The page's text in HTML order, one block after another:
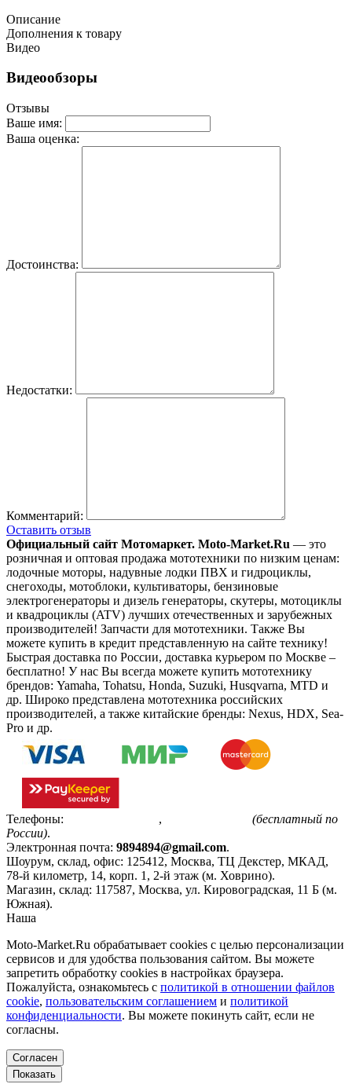
Описание
Дополнения к товару
Видео
Видеообзоры
Отзывы
Ваше имя:
Ваша оценка:
Достоинства:
Недостатки:
Комментарий:
Оставить отзыв
Официальный сайт Мотомаркет. Moto-Market.Ru — это
розничная и оптовая продажа мототехники по низким ценам:
лодочные моторы, надувные лодки ПВХ и гидроциклы,
снегоходы, мотоблоки, культиваторы, бензиновые
электрогенераторы и дизель генераторы, скутеры, мотоциклы
и квадроциклы (ATV) лучших отечественных и зарубежных
производителей! Запчасти для мототехники. Также Вы
можете купить в кредит представленную на сайте технику!
Быстрая доставка по России, доставка курьером по Москве –
бесплатно! У нас Вы всегда можете купить мототехнику
брендов: Yamaha, Tohatsu, Honda, Suzuki, Husqvarna, MTD и
др. Широко представлена мототехника российских
производителей, а также китайские бренды: Nexus, HDX, Sea-
Pro и др.
Телефоны: ,
(бесплатный по
России).
Электронная почта: 9894894@gmail.com.
Шоурум, склад, офис: 125412, Москва, ТЦ Декстер, МКАД,
78-й километр, 14, корп. 1, 2-й этаж (м. Ховрино).
Магазин, склад: 117587, Москва, ул. Кировоградская, 11 Б (м.
Южная).
Наша
Moto-Market.Ru обрабатывает сookies с целью персонализации
сервисов и для удобства пользования сайтом. Вы можете
запретить обработку сookies в настройках браузера.
Пожалуйста, ознакомьтесь с политикой в отношении файлов
cookie, пользовательским соглашением и политикой
конфиденциальности. Вы можете покинуть сайт, если не
согласны.
Согласен
Показать